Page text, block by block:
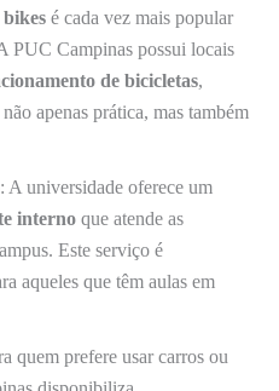
bikes é cada vez mais popular
PUC Campinas possui locais
de bicicletas,
apenas prática, mas também
: A universidade oferece um
interno que atende as
Este serviço é
aqueles que têm aulas em
quem prefere usar carros ou